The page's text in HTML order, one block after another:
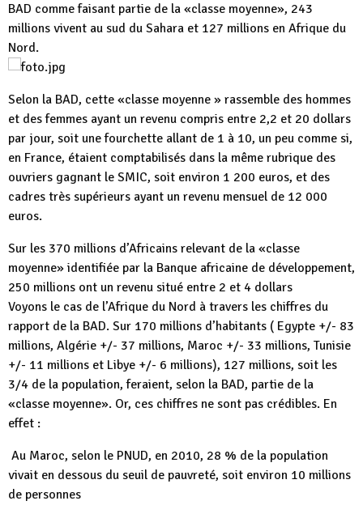
BAD comme faisant partie de la «classe moyenne», 243
millions vivent au sud du Sahara et 127 millions en Afrique du
Nord.
Selon la BAD, cette «classe moyenne » rassemble des hommes
et des femmes ayant un revenu compris entre 2,2 et 20 dollars
par jour, soit une fourchette allant de 1 à 10, un peu comme si,
en France, étaient comptabilisés dans la même rubrique des
ouvriers gagnant le SMIC, soit environ 1 200 euros, et des
cadres très supérieurs ayant un revenu mensuel de 12 000
euros.
Sur les 370 millions d’Africains relevant de la «classe
moyenne» identifiée par la Banque africaine de développement,
250 millions ont un revenu situé entre 2 et 4 dollars
Voyons le cas de l’Afrique du Nord à travers les chiffres du
rapport de la BAD. Sur 170 millions d’habitants ( Egypte +/- 83
millions, Algérie +/- 37 millions, Maroc +/- 33 millions, Tunisie
+/- 11 millions et Libye +/- 6 millions), 127 millions, soit les
3/4 de la population, feraient, selon la BAD, partie de la
«classe moyenne». Or, ces chiffres ne sont pas crédibles. En
effet :
Au Maroc, selon le PNUD, en 2010, 28 % de la population
vivait en dessous du seuil de pauvreté, soit environ 10 millions
de personnes